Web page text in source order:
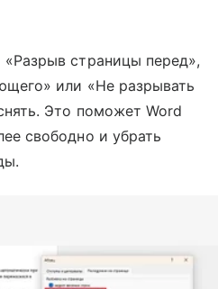
страницы перед»,
или «Не разрывать
Это поможет Word
свободно и убрать